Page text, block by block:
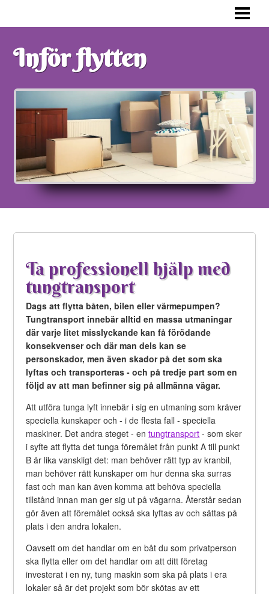
FLYTTPACKA RÄTT
VAD SKA MAN TÄNKA PÅ
BLOGG
Inför flytten
Ta professionell hjälp med
tungtransport
Dags att flytta båten, bilen eller värmepumpen?
Tungtransport innebär alltid en massa utmaningar
där varje litet misslyckande kan få förödande
konsekvenser och där man dels kan se
personskador, men även skador på det som ska
lyftas och transporteras - och på tredje part som en
följd av att man befinner sig på allmänna vägar.
Att utföra tunga lyft innebär i sig en utmaning som kräver
speciella kunskaper och - i de flesta fall - speciella
maskiner. Det andra steget - entungtransport - som sker
i syfte att flytta det tunga föremålet från punkt A till punkt
B är lika vanskligt det: man behöver rätt typ av kranbil,
man behöver rätt kunskaper om hur denna ska surras
fast och man kan även komma att behöva speciella
tillstånd innan man ger sig ut på vägarna. Återstår sedan
gör även att föremålet också ska lyftas av och sättas på
plats i den andra lokalen.
Oavsett om det handlar om en båt du som privatperson
ska flytta eller om det handlar om att ditt företag
investerat i en ny, tung maskin som ska på plats i era
lokaler så är det projekt som bör skötas av ett